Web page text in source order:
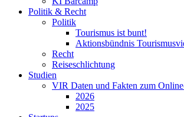
Politik & Recht
Politik
Tourismus ist bunt!
Aktionsbündnis
Recht
Reiseschlichtung
Studien
VIR Daten und Fakten zum
2026
2025